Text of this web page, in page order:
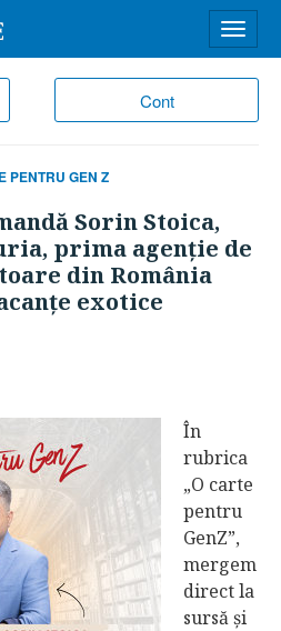
Cont
meniu
PENTRU GEN Z
Sorin Stoica,
prima agenţie de
din România
exotice
În
rubrica
„O carte
pentru
GenZ”,
mergem
direct la
sursă şi